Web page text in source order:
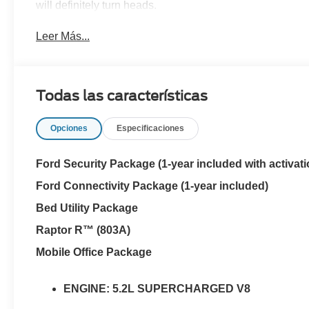
will definitely turn heads.
Leer Más...
Todas las características
Opciones Especificaciones
Ford Security Package (1-year included with
Ford Connectivity Package (1-year included)
Bed Utility Package
Raptor R™ (803A)
Mobile Office Package
ENGINE: 5.2L SUPERCHARGED V8